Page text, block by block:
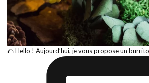
🌮 Hello ! Aujourd’hui, je vous propose un burrito